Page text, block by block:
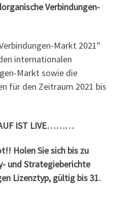
Verbindungen-
Markt 2021"
internationalen
Markt sowie die
für den Zeitraum 2021 bis
IST LIVE………
Holen Sie sich bis zu
und Strategieberichte
Lizenztyp, gültig bis 31.